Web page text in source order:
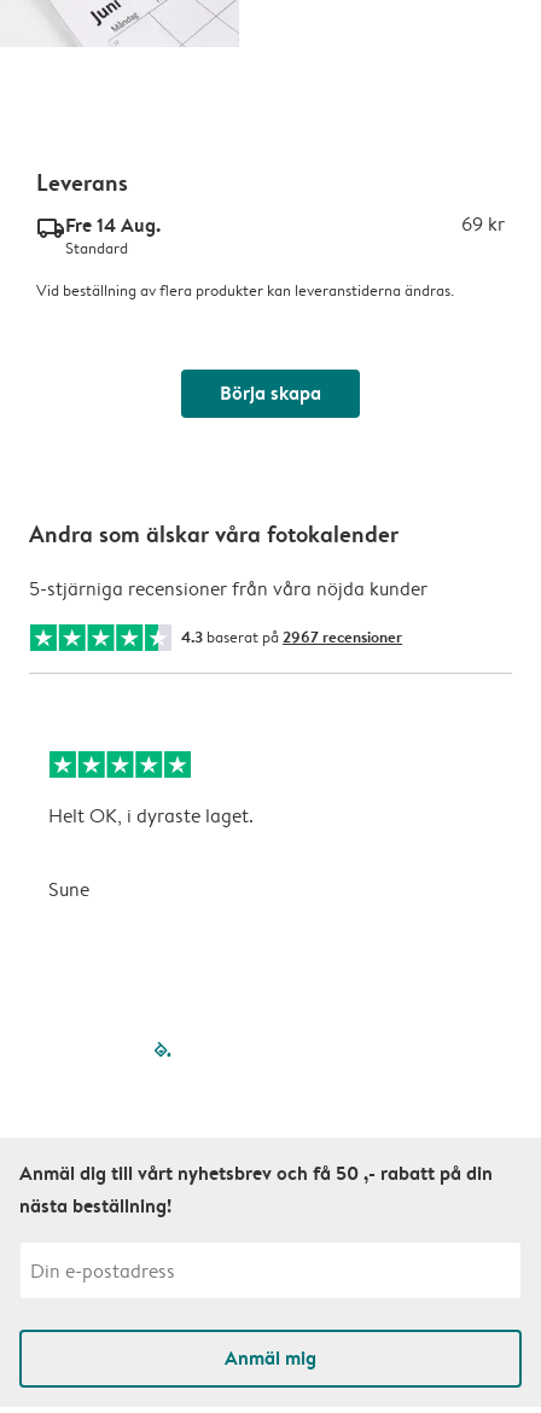
Leverans
delivery_standard_v2Fre 14 Aug. 69 kr
Standard
Vid beställning av flera produkter kan leveranstiderna ändras.
Börja skapa
Andra som älskar våra fotokalender
5-stjärniga recensioner från våra nöjda kunder
4.3 baserat på 2967 recensioner
Helt OK, i dyraste laget.
Sune
filled-pagination
Anmäl dig till vårt nyhetsbrev och få 50 ,- rabatt på din
nästa beställning!
Anmäl mig